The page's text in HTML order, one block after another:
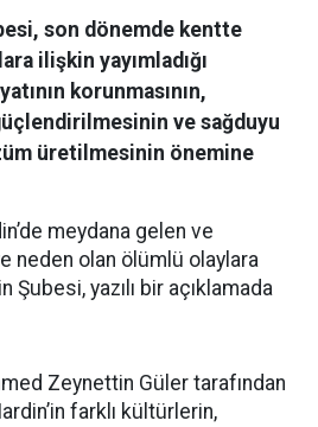
son dönemde kentte
ilişkin yayımladığı
korunmasının,
ve sağduyu
üretilmesinin önemine
meydana gelen ve
neden olan ölümlü olaylara
Şubesi, yazılı bir açıklamada
Zeynettin Güler tarafından
farklı kültürlerin,